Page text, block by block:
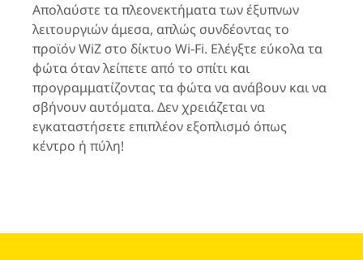
Απολαύστε τα πλεονεκτήματα των έξυπνων
λειτουργιών άμεσα, απλώς συνδέοντας το
προϊόν WiZ στο δίκτυο Wi-Fi. Ελέγξτε εύκολα τα
φώτα όταν λείπετε από το σπίτι και
προγραμματίζοντας τα φώτα να ανάβουν και να
σβήνουν αυτόματα. Δεν χρειάζεται να
εγκαταστήσετε επιπλέον εξοπλισμό όπως
κέντρο ή πύλη!